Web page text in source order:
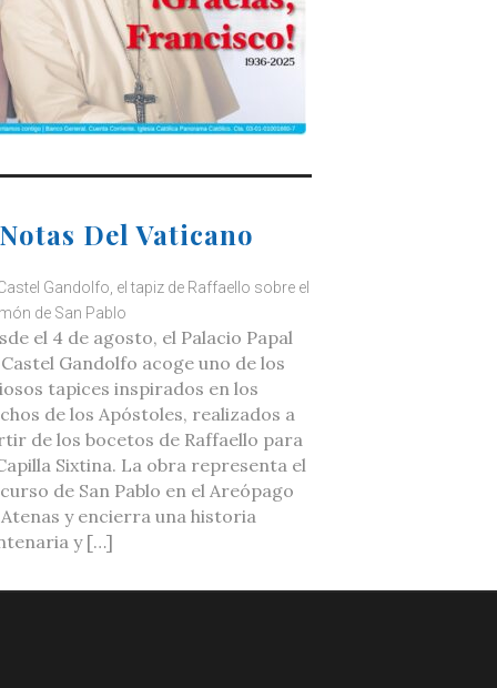
Del Vaticano
Gandolfo, el tapiz de Raffaello sobre el
de San Pablo
el 4 de agosto, el Palacio Papal
Gandolfo acoge uno de los
tapices inspirados en los
de los Apóstoles, realizados a
de los bocetos de Raffaello para
Sixtina. La obra representa el
de San Pablo en el Areópago
y encierra una historia
y […]